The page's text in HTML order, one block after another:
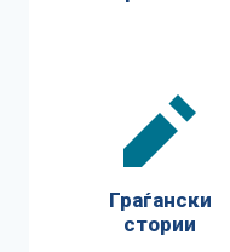
Граѓански
стории